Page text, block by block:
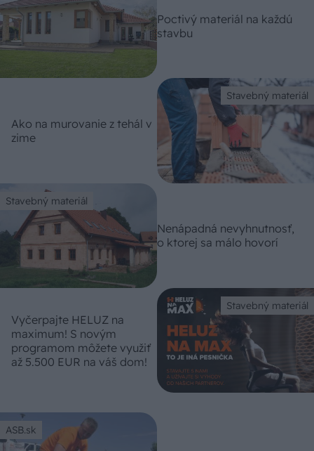
Poctivý materiál na každú
stavbu
Stavebný materiál
Ako na murovanie z tehál v
zime
Stavebný materiál
Nenápadná nevyhnutnosť,
o ktorej sa málo hovorí
Stavebný materiál
Vyčerpajte HELUZ na
maximum! S novým
programom môžete využiť
až 5.500 EUR na váš dom!
ASB.sk